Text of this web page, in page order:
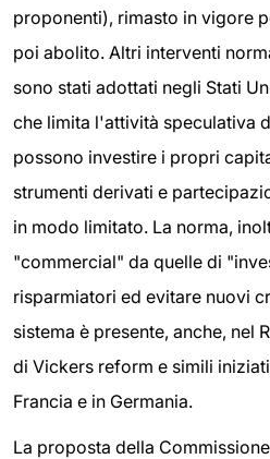
proponenti), rimasto in vigore
poi abolito. Altri interventi
sono stati adottati negli Stati
che limita l'attività speculativa
possono investire i propri
strumenti derivati e
in modo limitato. La norma,
"commercial" da quelle di
risparmiatori ed evitare nuovi
sistema è presente, anche, nel
di Vickers reform e simili
Francia e in Germania.
La proposta della